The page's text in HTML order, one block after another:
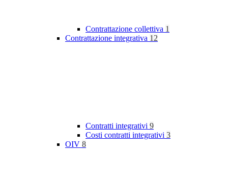
Contrattazione collettiva 1
Contrattazione integrativa 12
Contratti integrativi 9
Costi contratti integrativi 3
OIV 8